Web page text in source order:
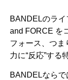
BANDELのラ
and FORCE を
フォース、つま
力に“反応”する
BANDELなら